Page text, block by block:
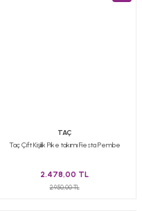
TAÇ
Taç Çift Kişilik Pike takımı Fiesta Pembe
2.478,00 TL
2.950,00 TL